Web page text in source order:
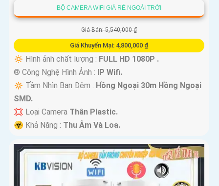
BỘ CAMERA WIFI GIÁ RẺ NGOÀI TRỜI
Giá Bán: 5,540,000 ₫
Giá Khuyến Mại: 4,800,000 ₫
🔅 Hình ảnh chất lượng : FULL HD 1080P .
®️ Công Nghệ Hình Ảnh :
IP Wifi.
🔅 Tầm Nhìn Ban Đêm : Hồng Ngoại 30m Hồng Ngoại
SMD.
💢 Loại Camera Thân Plastic.
️☣️ Khả Năng : Thu Âm Và Loa.